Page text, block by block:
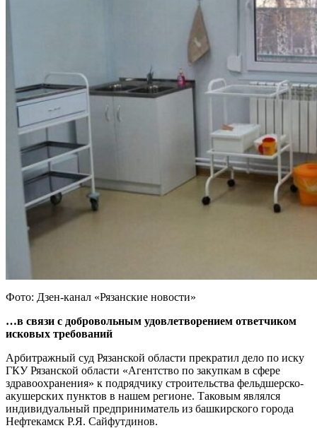
Фото: Дзен-канал «Рязанские новости»
…в связи с добровольным удовлетворением ответчиком
исковых требований
Арбитражный суд Рязанской области прекратил дело по иску
ГКУ Рязанской области «Агентство по закупкам в сфере
здравоохранения» к подрядчику строительства фельдшерско-
акушерских пунктов в нашем регионе. Таковым являлся
индивидуальный предприниматель из башкирского города
Нефтекамск Р.Я. Сайфутдинов.